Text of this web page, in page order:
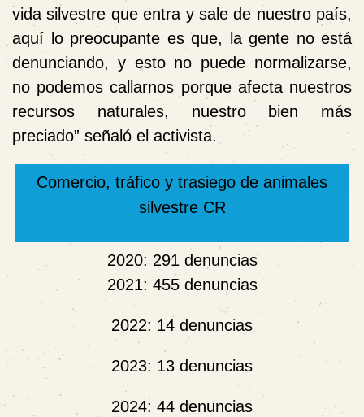
vida silvestre que entra y sale de nuestro país,
aquí lo preocupante es que, la gente no está
denunciando, y esto no puede normalizarse,
no podemos callarnos porque afecta nuestros
recursos naturales, nuestro bien más
preciado” señaló el activista.
Comercio, tráfico y trasiego de animales
silvestre CR
2020: 291 denuncias
2021: 455 denuncias
2022: 14 denuncias
2023: 13 denuncias
2024: 44 denuncias